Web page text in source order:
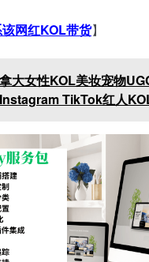
网红KOL带货】
大女性KOL美妆宠物
TikTok红人